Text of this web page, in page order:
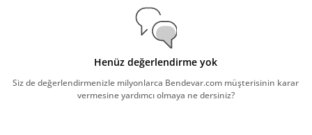
Henüz değerlendirme yok
Siz de değerlendirmenizle milyonlarca Bendevar.com müşterisinin karar
vermesine yardımcı olmaya ne dersiniz?